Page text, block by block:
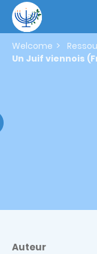
main
content
Welcome
Un Juif viennois
Auteur